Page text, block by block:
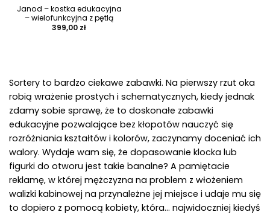
Sortery to bardzo ciekawe zabawki. Na pierwszy rzut oka
robią wrażenie prostych i schematycznych, kiedy jednak
zdamy sobie sprawę, że to doskonałe zabawki
edukacyjne pozwalające bez kłopotów nauczyć się
rozróżniania kształtów i kolorów, zaczynamy doceniać ich
walory. Wydaje wam się, że dopasowanie klocka lub
figurki do otworu jest takie banalne? A pamiętacie
reklamę, w której mężczyzna na problem z włożeniem
walizki kabinowej na przynależne jej miejsce i udaje mu się
to dopiero z pomocą kobiety, która… najwidoczniej kiedyś
Janod – kostka edukacyjna
– wielofunkcyjna z pętlą
399,00 zł